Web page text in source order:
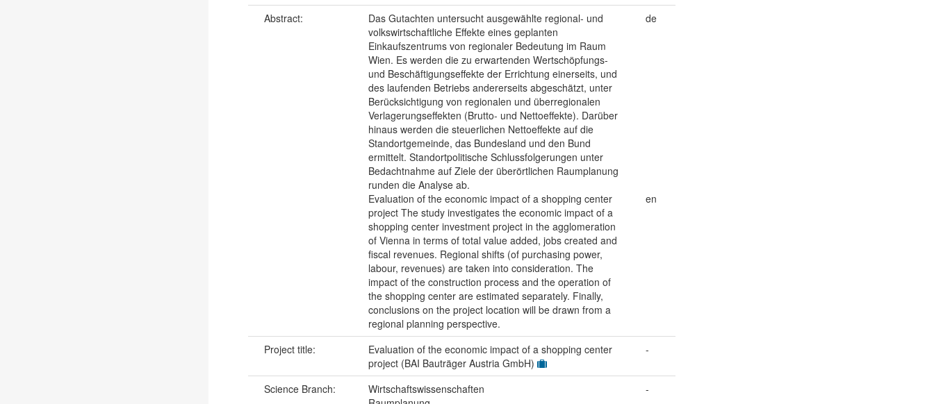
Abstract:
Das Gutachten untersucht ausgewählte regional- und
volkswirtschaftliche Effekte eines geplanten
Einkaufszentrums von regionaler Bedeutung im Raum
Wien. Es werden die zu erwartenden Wertschöpfungs-
und Beschäftigungseffekte der Errichtung einerseits, und
des laufenden Betriebs andererseits abgeschätzt, unter
Berücksichtigung von regionalen und überregionalen
Verlagerungseffekten (Brutto- und Nettoeffekte). Darüber
hinaus werden die steuerlichen Nettoeffekte auf die
Standortgemeinde, das Bundesland und den Bund
ermittelt. Standortpolitische Schlussfolgerungen unter
Bedachtnahme auf Ziele der überörtlichen Raumplanung
runden die Analyse ab.
de
Evaluation of the economic impact of a shopping center
project The study investigates the economic impact of a
shopping center investment project in the agglomeration
of Vienna in terms of total value added, jobs created and
fiscal revenues. Regional shifts (of purchasing power,
labour, revenues) are taken into consideration. The
impact of the construction process and the operation of
the shopping center are estimated separately. Finally,
conclusions on the project location will be drawn from a
regional planning perspective.
en
Project title:
Evaluation of the economic impact of a shopping center
project (BAI Bauträger Austria GmbH)
-
Science Branch:
Wirtschaftswissenschaften
-